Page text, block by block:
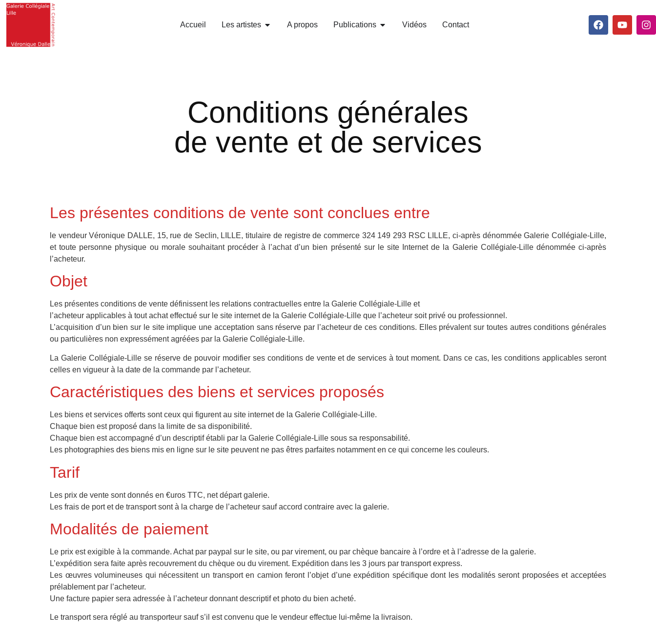
Accueil Les artistes A propos Publications Vidéos Contact
Conditions générales
de vente et de services
Les présentes conditions de vente sont conclues entre
le vendeur Véronique DALLE, 15, rue de Seclin, LILLE, titulaire de registre de commerce 324 149 293 RSC LILLE, ci-après dénommée Galerie Collégiale-Lille,
et toute personne physique ou morale souhaitant procéder à l’achat d’un bien présenté sur le site Internet de la Galerie Collégiale-Lille dénommée ci-après
l’acheteur.
Objet
Les présentes conditions de vente définissent les relations contractuelles entre la Galerie Collégiale-Lille et
l’acheteur applicables à tout achat effectué sur le site internet de la Galerie Collégiale-Lille que l’acheteur soit privé ou professionnel.
L’acquisition d’un bien sur le site implique une acceptation sans réserve par l’acheteur de ces conditions. Elles prévalent sur toutes autres conditions générales
ou particulières non expressément agréées par la Galerie Collégiale-Lille.
La Galerie Collégiale-Lille se réserve de pouvoir modifier ses conditions de vente et de services à tout moment. Dans ce cas, les conditions applicables seront
celles en vigueur à la date de la commande par l’acheteur.
Caractéristiques des biens et services proposés
Les biens et services offerts sont ceux qui figurent au site internet de la Galerie Collégiale-Lille.
Chaque bien est proposé dans la limite de sa disponibilité.
Chaque bien est accompagné d’un descriptif établi par la Galerie Collégiale-Lille sous sa responsabilité.
Les photographies des biens mis en ligne sur le site peuvent ne pas êtres parfaites notamment en ce qui concerne les couleurs.
Tarif
Les prix de vente sont donnés en €uros TTC, net départ galerie.
Les frais de port et de transport sont à la charge de l’acheteur sauf accord contraire avec la galerie.
Modalités de paiement
Le prix est exigible à la commande. Achat par paypal sur le site, ou par virement, ou par chèque bancaire à l’ordre et à l’adresse de la galerie.
L’expédition sera faite après recouvrement du chèque ou du virement. Expédition dans les 3 jours par transport express.
Les œuvres volumineuses qui nécessitent un transport en camion feront l’objet d’une expédition spécifique dont les modalités seront proposées et acceptées
prélablement par l’acheteur.
Une facture papier sera adressée à l’acheteur donnant descriptif et photo du bien acheté.
Le transport sera réglé au transporteur sauf s’il est convenu que le vendeur effectue lui-même la livraison.